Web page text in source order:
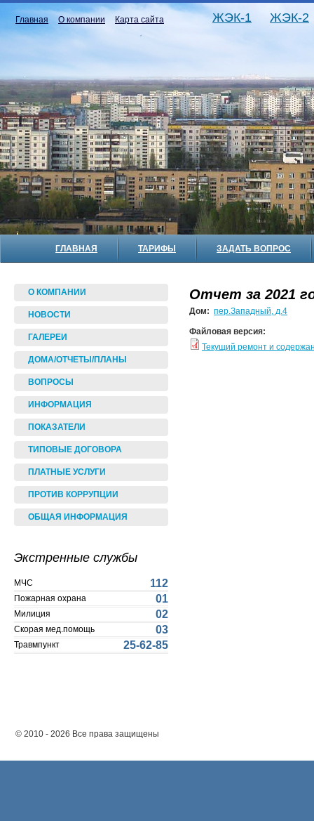
Главная О компании Карта сайта ЖЭК-1 ЖЭК-2
ГЛАВНАЯ ТАРИФЫ ЗАДАТЬ ВОПРОС
О КОМПАНИИ
НОВОСТИ
ГАЛЕРЕИ
ДОМА/ОТЧЕТЫ/ПЛАНЫ
ВОПРОСЫ
ИНФОРМАЦИЯ
ПОКАЗАТЕЛИ
ТИПОВЫЕ ДОГОВОРА
ПЛАТНЫЕ УСЛУГИ
ПРОТИВ КОРРУПЦИИ
ОБЩАЯ ИНФОРМАЦИЯ
Экстренные службы
МЧС 112
Пожарная охрана 01
Милиция 02
Скорая мед.помощь 03
Травмпункт 25-62-85
Отчет за 2021
Дом: пер.Западный, д.4
Файловая версия:
Текущий ремонт и
© 2010 - 2026 Все права защищены